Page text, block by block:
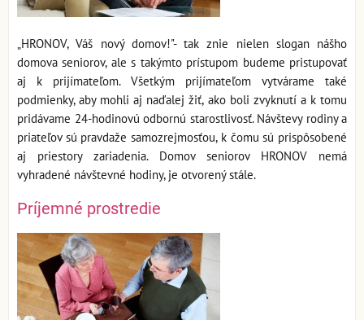
„HRONOV, Váš nový domov!"- tak znie nielen slogan nášho
domova seniorov, ale s takýmto prístupom budeme pristupovať
aj k prijímateľom. Všetkým prijímateľom vytvárame také
podmienky, aby mohli aj naďalej žiť, ako boli zvyknutí a k tomu
pridávame 24-hodinovú odbornú starostlivosť. Návštevy rodiny a
priateľov sú pravdaže samozrejmosťou, k čomu sú prispôsobené
aj priestory zariadenia. Domov seniorov HRONOV nemá
vyhradené návštevné hodiny, je otvorený stále.
Príjemné prostredie